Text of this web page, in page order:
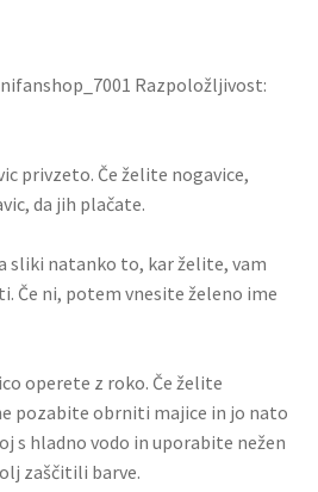
Razpoložljivost:
privzeto. Če želite nogavice,
da jih plačate.
sliki natanko to, kar želite, vam
Če ni, potem vnesite želeno ime
operete z roko. Če želite
pozabite obrniti majice in jo nato
s hladno vodo in uporabite nežen
zaščitili barve.